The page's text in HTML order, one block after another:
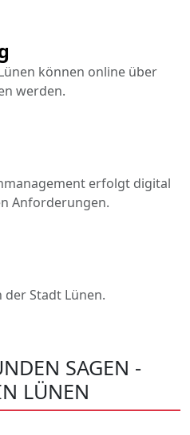
können online über
werden.
erfolgt digital
Anforderungen.
Stadt Lünen.
SAGEN -
LÜNEN